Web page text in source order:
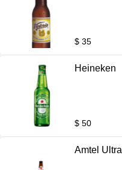
$ 35
Heineken
$ 50
Amtel Ultra